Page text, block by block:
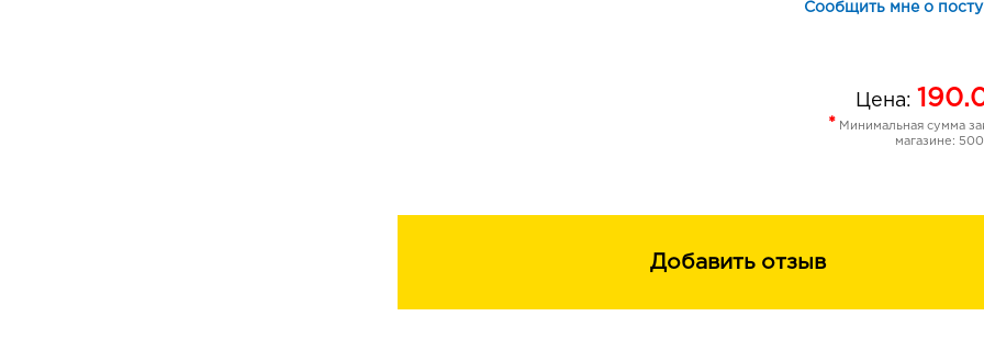
Сообщить мне о
Цена:
* Минимальная сумма
магазине:
Добавить отзыв